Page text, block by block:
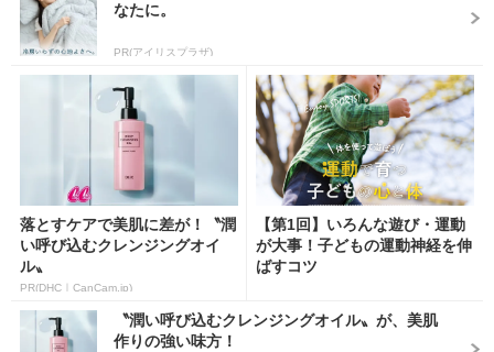
なたに。
PR(アイリスプラザ)
落とすケアで美肌に差が！〝潤
い呼び込むクレンジングオイ
ル〟
PR(DHC｜CanCam.jp)
【第1回】いろんな遊び・運動
が大事！子どもの運動神経を伸
ばすコツ
〝潤い呼び込むクレンジングオイル〟が、美肌
作りの強い味方！